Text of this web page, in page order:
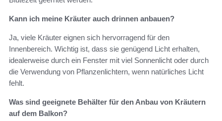
Kann ich meine Kräuter auch drinnen anbauen?
Ja, viele Kräuter eignen sich hervorragend für den
Innenbereich. Wichtig ist, dass sie genügend Licht erhalten,
idealerweise durch ein Fenster mit viel Sonnenlicht oder durch
die Verwendung von Pflanzenlichtern, wenn natürliches Licht
fehlt.
Was sind geeignete Behälter für den Anbau von Kräutern
auf dem Balkon?